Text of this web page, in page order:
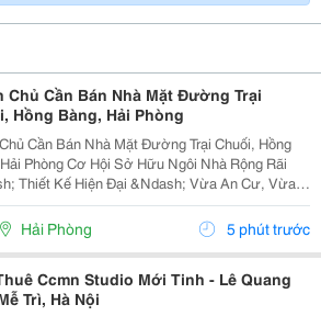
Chủ Cần Bán Nhà Mặt Đường Trại
Hồng Bàng, Hải Phòng
Cần Bán Nhà Mặt Đường Trại Chuối, Hồng
Sở Hữu Ngôi Nhà Rộng Rãi
Thiết Kế Hiện Đại &Ndash; Vừa An Cư, Vừa
Sinh Lời Chính Chủ Cần Bán Căn Nhà 3,5
Được Xây Dựng Vô Cùng Kiên Cố, Chắc Chắn,...
Hải Phòng 5 phút trước
Ccmn Studio Mới Tinh - Lê Quang
Trì, Hà Nội